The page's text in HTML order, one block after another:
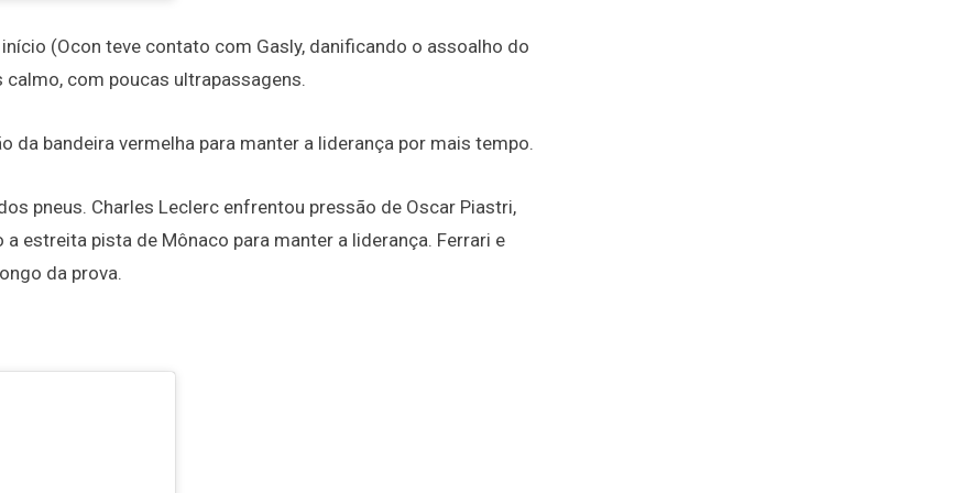
(Ocon teve contato com Gasly, danificando o assoalho do
com poucas ultrapassagens.
da bandeira vermelha para manter a liderança por mais tempo.
pneus. Charles Leclerc enfrentou pressão de Oscar Piastri,
estreita pista de Mônaco para manter a liderança. Ferrari e
da prova.